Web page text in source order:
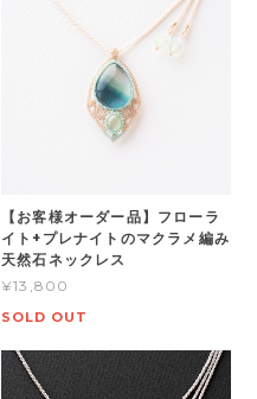
【お客様オーダー品】フローラ
イト+プレナイトのマクラメ編み
天然石ネックレス
¥13,800
SOLD OUT